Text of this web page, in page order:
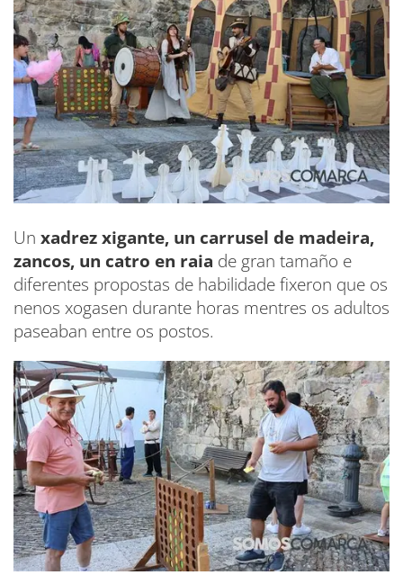
Un xadrez xigante, un carrusel de madeira,
zancos, un catro en raia de gran tamaño e
diferentes propostas de habilidade fixeron que os
nenos xogasen durante horas mentres os adultos
paseaban entre os postos.